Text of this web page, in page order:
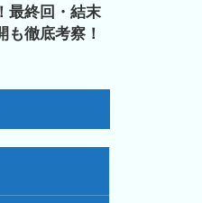
最終回・結末
も徹底考察！